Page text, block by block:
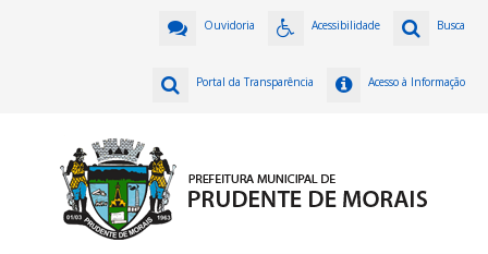
Busca
Acessibilidade
Ouvidoria
Acesso à Informação
Portal da Transparência